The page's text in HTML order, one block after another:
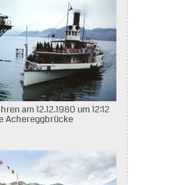
am 12.12.1980 um 12:12
Achereggbrücke